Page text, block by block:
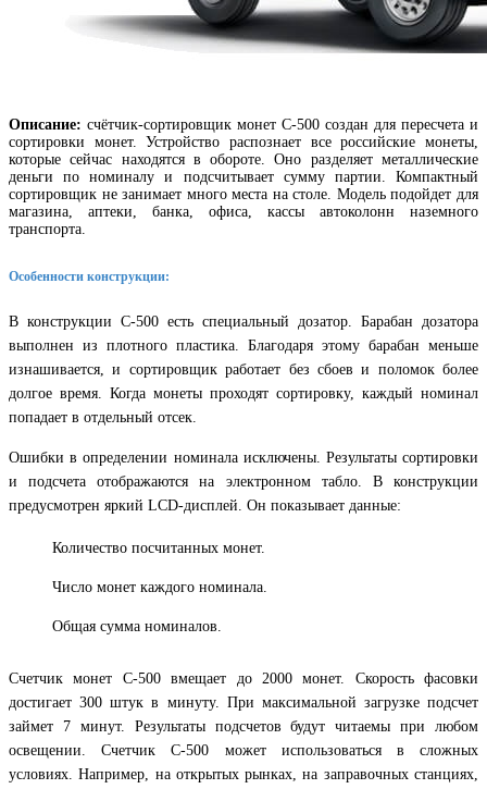
Описание: счётчик-сортировщик монет C-500 создан для пересчета и
сортировки монет. Устройство распознает все российские монеты,
которые сейчас находятся в обороте. Оно разделяет металлические
деньги по номиналу и подсчитывает сумму партии. Компактный
сортировщик не занимает много места на столе. Модель подойдет для
магазина, аптеки, банка, офиса, кассы автоколонн наземного
транспорта.
Особенности конструкции:
В конструкции С-500 есть специальный дозатор. Барабан дозатора
выполнен из плотного пластика. Благодаря этому барабан меньше
изнашивается, и сортировщик работает без сбоев и поломок более
долгое время. Когда монеты проходят сортировку, каждый номинал
попадает в отдельный отсек.
Ошибки в определении номинала исключены. Результаты сортировки
и подсчета отображаются на электронном табло. В конструкции
предусмотрен яркий LCD-дисплей. Он показывает данные:
Количество посчитанных монет.
Число монет каждого номинала.
Общая сумма номиналов.
Счетчик монет С-500 вмещает до 2000 монет. Скорость фасовки
достигает 300 штук в минуту. При максимальной загрузке подсчет
займет 7 минут. Результаты подсчетов будут читаемы при любом
освещении. Счетчик С-500 может использоваться в сложных
условиях. Например, на открытых рынках, на заправочных станциях,